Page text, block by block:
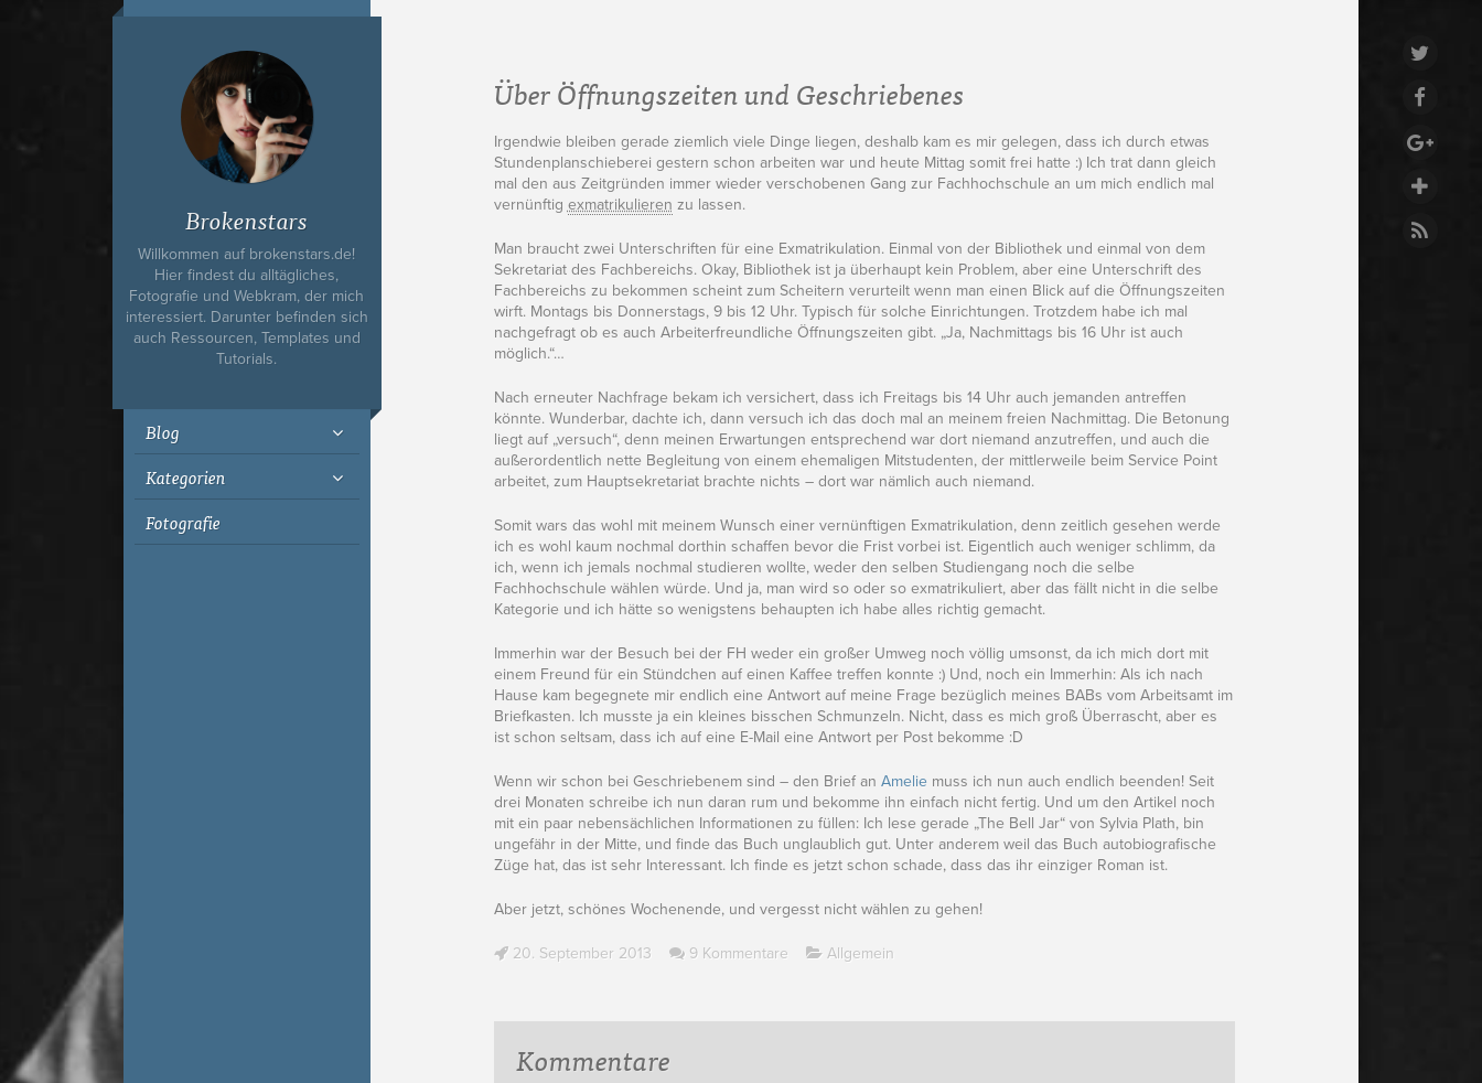
Ich bin Fyn,
23, und
wohne in
Köln
Brokenstars
Willkommen auf brokenstars.de!
Hier findest du alltägliches,
Fotografie und Webkram, der mich
interessiert. Darunter befinden sich
auch Ressourcen, Templates und
Tutorials.
Blog
Kategorien
Fotografie
Über Öffnungszeiten und Geschriebenes
Irgendwie bleiben gerade ziemlich viele Dinge liegen, deshalb kam es mir gelegen, dass ich durch etwas
Stundenplanschieberei gestern schon arbeiten war und heute Mittag somit frei hatte :) Ich trat dann gleich
mal den aus Zeitgründen immer wieder verschobenen Gang zur Fachhochschule an um mich endlich mal
vernünftig exmatrikulieren zu lassen.
Man braucht zwei Unterschriften für eine Exmatrikulation. Einmal von der Bibliothek und einmal von dem
Sekretariat des Fachbereichs. Okay, Bibliothek ist ja überhaupt kein Problem, aber eine Unterschrift des
Fachbereichs zu bekommen scheint zum Scheitern verurteilt wenn man einen Blick auf die Öffnungszeiten
wirft. Montags bis Donnerstags, 9 bis 12 Uhr. Typisch für solche Einrichtungen. Trotzdem habe ich mal
nachgefragt ob es auch Arbeiterfreundliche Öffnungszeiten gibt. „Ja, Nachmittags bis 16 Uhr ist auch
möglich.“…
Nach erneuter Nachfrage bekam ich versichert, dass ich Freitags bis 14 Uhr auch jemanden antreffen
könnte. Wunderbar, dachte ich, dann versuch ich das doch mal an meinem freien Nachmittag. Die Betonung
liegt auf „versuch“, denn meinen Erwartungen entsprechend war dort niemand anzutreffen, und auch die
außerordentlich nette Begleitung von einem ehemaligen Mitstudenten, der mittlerweile beim Service Point
arbeitet, zum Hauptsekretariat brachte nichts – dort war nämlich auch niemand.
Somit wars das wohl mit meinem Wunsch einer vernünftigen Exmatrikulation, denn zeitlich gesehen werde
ich es wohl kaum nochmal dorthin schaffen bevor die Frist vorbei ist. Eigentlich auch weniger schlimm, da
ich, wenn ich jemals nochmal studieren wollte, weder den selben Studiengang noch die selbe
Fachhochschule wählen würde. Und ja, man wird so oder so exmatrikuliert, aber das fällt nicht in die selbe
Kategorie und ich hätte so wenigstens behaupten ich habe alles richtig gemacht.
Immerhin war der Besuch bei der FH weder ein großer Umweg noch völlig umsonst, da ich mich dort mit
einem Freund für ein Stündchen auf einen Kaffee treffen konnte :) Und, noch ein Immerhin: Als ich nach
Hause kam begegnete mir endlich eine Antwort auf meine Frage bezüglich meines BABs vom Arbeitsamt im
Briefkasten. Ich musste ja ein kleines bisschen Schmunzeln. Nicht, dass es mich groß Überrascht, aber es
ist schon seltsam, dass ich auf eine E-Mail eine Antwort per Post bekomme :D
Wenn wir schon bei Geschriebenem sind – den Brief an Ameliemuss ich nun auch endlich beenden! Seit
drei Monaten schreibe ich nun daran rum und bekomme ihn einfach nicht fertig. Und um den Artikel noch
mit ein paar nebensächlichen Informationen zu füllen: Ich lese gerade „The Bell Jar“ von Sylvia Plath, bin
ungefähr in der Mitte, und finde das Buch unglaublich gut. Unter anderem weil das Buch autobiografische
Züge hat, das ist sehr Interessant. Ich finde es jetzt schon schade, dass das ihr einziger Roman ist.
Aber jetzt, schönes Wochenende, und vergesst nicht wählen zu gehen!
20. September 2013 9 Kommentare Allgemein
Kommentare